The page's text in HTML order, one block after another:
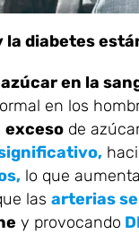
la diabetes
en la
en los
excesode
lo que
las arterias
y provocando